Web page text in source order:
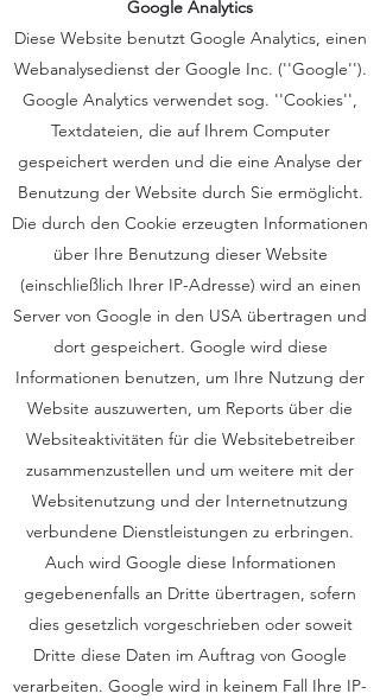
Google Analytics
Diese Website benutzt Google Analytics, einen
Webanalysedienst der Google Inc. (''Google'').
Google Analytics verwendet sog. ''Cookies'',
Textdateien, die auf Ihrem Computer
gespeichert werden und die eine Analyse der
Benutzung der Website durch Sie ermöglicht.
Die durch den Cookie erzeugten Informationen
über Ihre Benutzung dieser Website
(einschließlich Ihrer IP-Adresse) wird an einen
Server von Google in den USA übertragen und
dort gespeichert. Google wird diese
Informationen benutzen, um Ihre Nutzung der
Website auszuwerten, um Reports über die
Websiteaktivitäten für die Websitebetreiber
zusammenzustellen und um weitere mit der
Websitenutzung und der Internetnutzung
verbundene Dienstleistungen zu erbringen.
Auch wird Google diese Informationen
gegebenenfalls an Dritte übertragen, sofern
dies gesetzlich vorgeschrieben oder soweit
Dritte diese Daten im Auftrag von Google
verarbeiten. Google wird in keinem Fall Ihre IP-